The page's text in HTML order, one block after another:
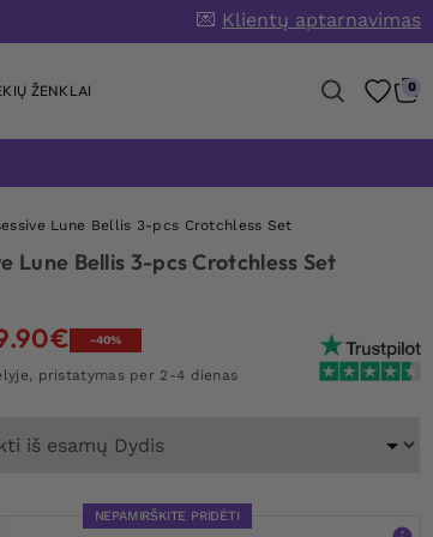
💌 Klientų aptarnavimas
ŽENKLAI 0
Lune Bellis 3-pcs Crotchless Set
Lune Bellis 3-pcs Crotchless Set
€Current
-40%
pristatymas per 2-4 dienas
NEPAMIRŠKITE PRIDĖTI